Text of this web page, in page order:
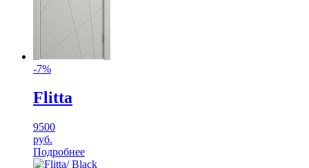
-7%
Flitta
9500
руб.
Подробнее